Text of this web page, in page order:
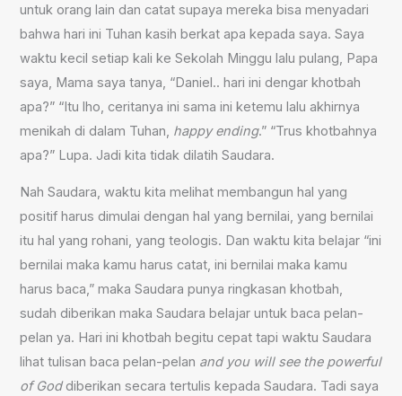
untuk orang lain dan catat supaya mereka bisa menyadari
bahwa hari ini Tuhan kasih berkat apa kepada saya. Saya
waktu kecil setiap kali ke Sekolah Minggu lalu pulang, Papa
saya, Mama saya tanya, “Daniel.. hari ini dengar khotbah
apa?” “Itu lho, ceritanya ini sama ini ketemu lalu akhirnya
menikah di dalam Tuhan, happy ending.” “Trus khotbahnya
apa?” Lupa. Jadi kita tidak dilatih Saudara.
Nah Saudara, waktu kita melihat membangun hal yang
positif harus dimulai dengan hal yang bernilai, yang bernilai
itu hal yang rohani, yang teologis. Dan waktu kita belajar “ini
bernilai maka kamu harus catat, ini bernilai maka kamu
harus baca,” maka Saudara punya ringkasan khotbah,
sudah diberikan maka Saudara belajar untuk baca pelan-
pelan ya. Hari ini khotbah begitu cepat tapi waktu Saudara
lihat tulisan baca pelan-pelan and you will see the powerful
of Goddiberikan secara tertulis kepada Saudara. Tadi saya